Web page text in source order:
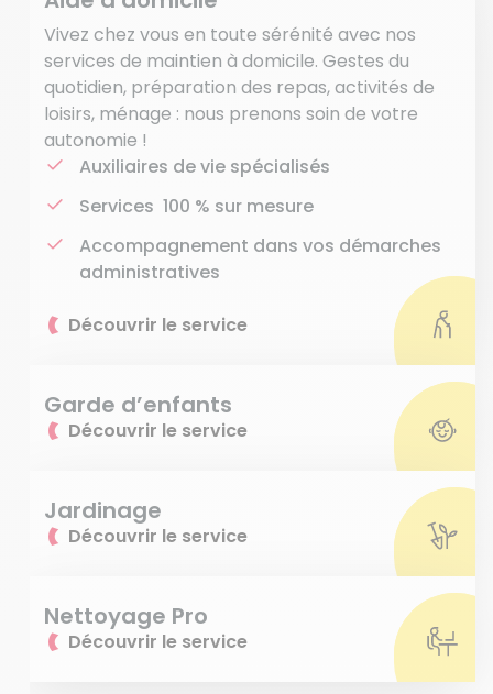
Vivez chez vous en toute sérénité avec nos
services de maintien à domicile. Gestes du
quotidien, préparation des repas, activités de
loisirs, ménage : nous prenons soin de votre
autonomie !
Auxiliaires de vie spécialisés
Services 100 % sur mesure
Accompagnement dans vos démarches
administratives
Découvrir le service
Garde d’enfants
Découvrir le service
Jardinage
Découvrir le service
Nettoyage Pro
Découvrir le service